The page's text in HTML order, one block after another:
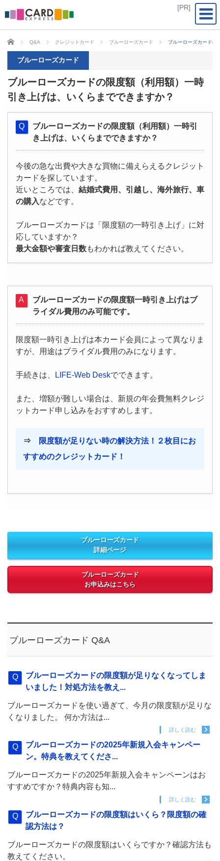
CARD EXPRESS
Q&A クレジットカード ブルーローズカード ブルーローズカードの
ブルーローズカード
ブルーローズカードの限度額（利用額）一時
引き上げは、いくらまでできますか？
ブルーローズカードの限度額（利用額）一時引
き上げは、いくらまでできますか？
今後の急な出費や大きな買物に備えらえるクレジット
カードを探しています。
近いところでは、 結婚式費用、引越し、海外旅行、車
の購入などです。
ブルーローズカードは「限度額の一時引き上げ」に対
応していますか？
最大金額や審査日数もわかれば教えてください。
ブルーローズカードの限度額一時引き上げはブ
ライダル費用のみ可能です。
限度額一時引き上げは本カード会員によって異なりま
すが、用途はブライダル費用のみになります。
手続きは、 LIFE-Web Deskでできます。
また、増額が難しい場合は、新規の年会費無料クレジ
ットカード申し込みをおすすめします。
⇒
限度額が足りない時の解決方法！２枚目にお
すすめのクレジットカード！
ブルーローズカード
詳細ページ
ブルーローズカード
お申込みはこちら
ブルーローズカード Q&A
ブルーローズカードの限度額が足りなくなってしま
いました！対処方法を教え...
ブルーローズカードを使い過ぎて、今月の限度額が足りな
くなりました。 何か方法は...
詳しく読む
ブルーローズカードの2025年新規入会キャンペー
ン。特典を教えてくださ...
ブルーローズカードの2025年新規入会キャンペーンはお
すすめですか？特典内容も知...
詳しく読む
ブルーローズカードの限度額はいくら？限度額の確
認方法は？
ブルーローズカードの限度額はいくらですか？確認方法も
教えてください。